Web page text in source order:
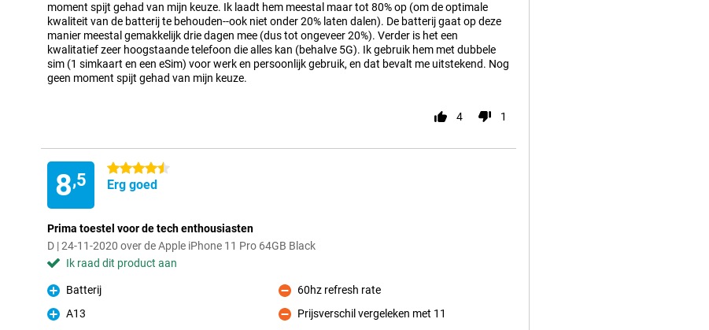
moment spijt gehad van mijn keuze. Ik laadt hem meestal maar tot 80% op (om de optimale
kwaliteit van de batterij te behouden--ook niet onder 20% laten dalen). De batterij gaat op deze
manier meestal gemakkelijk drie dagen mee (dus tot ongeveer 20%). Verder is het een
kwalitatief zeer hoogstaande telefoon die alles kan (behalve 5G). Ik gebruik hem met dubbele
sim (1 simkaart en een eSim) voor werk en persoonlijk gebruik, en dat bevalt me uitstekend. Nog
geen moment spijt gehad van mijn keuze.
4 1
8,5
4.5 sterren
Erg goed
Prima toestel voor de tech enthousiasten
D | 24-11-2020 over de Apple iPhone 11 Pro 64GB Black
Ik raad dit product aan
Pluspunt
Batterij
Pluspunt
A13
Minpunt
60hz refresh rate
Minpunt
Prijsverschil vergeleken met 11